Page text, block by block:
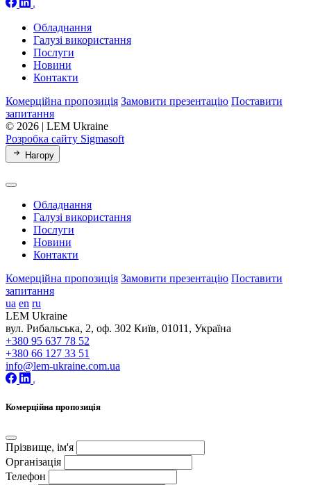
Обладнання
Галузі використання
Послуги
Новини
Контакти
Комерційна пропозиція Замовити презентацію Поставити
запитання
© 2026 | LEM Ukraine
Розробка сайту Sigmasoft
Нагору
Обладнання
Галузі використання
Послуги
Новини
Контакти
Комерційна пропозиція Замовити презентацію Поставити
запитання
ua en ru
LEM Ukraine
вул. Рибальська, 2, оф. 302 Київ, 01011, Україна
+380 95 637 78 52
+380 66 127 33 51
info@lem-ukraine.com.ua
Комерційна пропозиція
Прізвище, ім'я
Організація
Телефон